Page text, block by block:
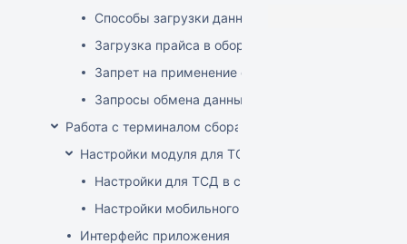
Способы загрузки данных в оборудование
Загрузка прайса в оборудование
Запрет на применение скидок
Запросы обмена данными
Работа с терминалом сбора данных (ТСД)
Настройки модуля для ТСД
Настройки для ТСД в системе
Настройки мобильного приложения
Интерфейс приложения